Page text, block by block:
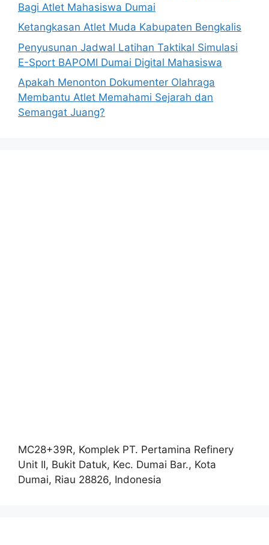
Bagi Atlet Mahasiswa Dumai
Ketangkasan Atlet Muda Kabupaten Bengkalis
Penyusunan Jadwal Latihan Taktikal Simulasi
E-Sport BAPOMI Dumai Digital Mahasiswa
Apakah Menonton Dokumenter Olahraga
Membantu Atlet Memahami Sejarah dan
Semangat Juang?
MC28+39R, Komplek PT. Pertamina Refinery
Unit II, Bukit Datuk, Kec. Dumai Bar., Kota
Dumai, Riau 28826, Indonesia